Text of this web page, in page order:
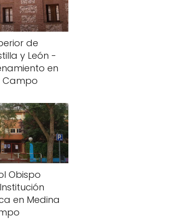
de
y León -
en
Campo
Obispo
en Medina